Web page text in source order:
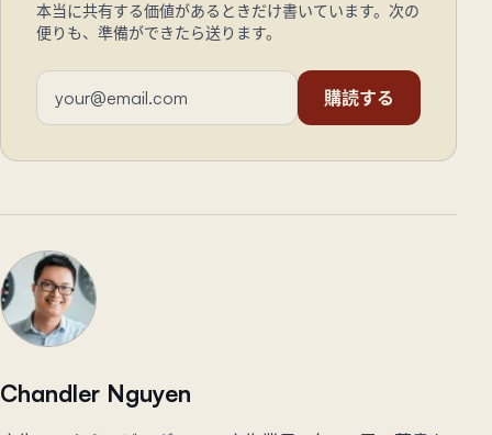
本当に共有する価値があるときだけ書いています。次の
便りも、準備ができたら送ります。
メールアドレス
購読する
Chandler Nguyen